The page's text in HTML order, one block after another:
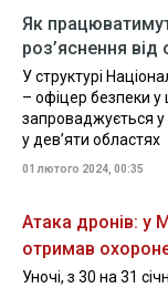
Як
роз’яснення
У структурі
– офіцер безпеки у
запроваджується у
у дев’яти областях
01 лютого 2024, 00:35
Атака дронів: у
отримав
Уночі, з 30 на 31